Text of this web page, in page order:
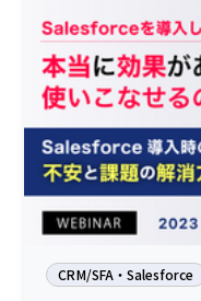
CRM/SFA・Salesforce